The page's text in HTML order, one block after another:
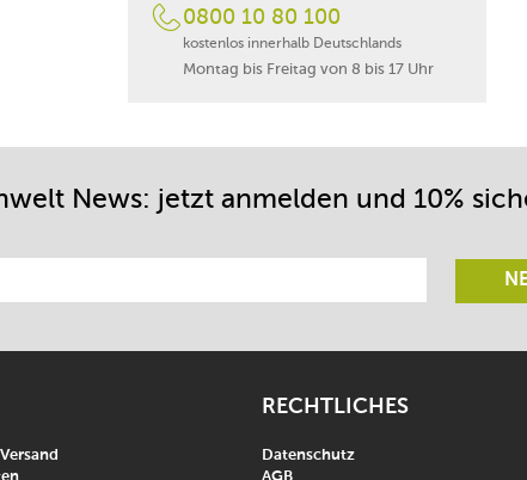
0800 10 80 100
kostenlos innerhalb Deutschlands
Montag bis Freitag von 8 bis 17 Uhr
News: jetzt anmelden und 10%
RECHTLICHES
Datenschutz